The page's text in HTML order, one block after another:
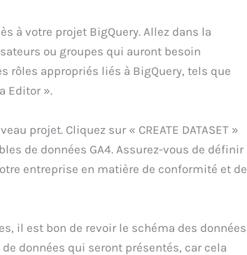
à votre projet BigQuery. Allez dans la
ou groupes qui auront besoin
rôles appropriés liés à BigQuery, tels que
Editor ».
projet. Cliquez sur « CREATE DATASET »
de données GA4. Assurez-vous de définir
entreprise en matière de conformité et de
il est bon de revoir le schéma des données
données qui seront présentés, car cela